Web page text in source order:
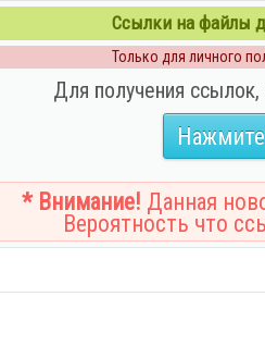
Ссылки на файлы
Только для личного
Для получения
* Внимание! Данная
Вероятность что